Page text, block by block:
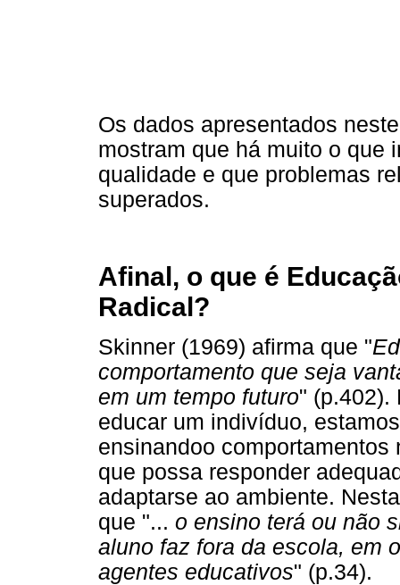
Os dados apresentados
mostram que há muito o que
qualidade e que problemas
superados.
Afinal, o que é
Radical?
Skinner (1969) afirma que "
comportamento que seja
em um tempo futuro" (p.402).
educar um indivíduo,
ensinandoo
que possa responder
adaptarse ao ambiente.
que "... o ensino terá ou não
aluno faz fora da escola, em
agentes educativos" (p.34).